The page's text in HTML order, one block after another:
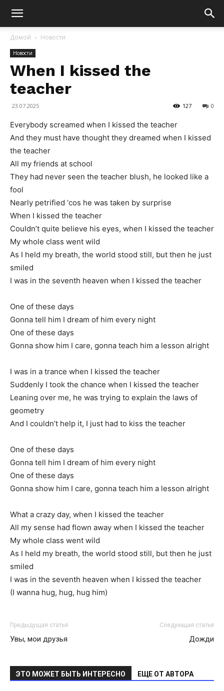
Домой Новости
Новости
When I kissed the
teacher
23.07.2025 0
127
Everybody screamed when I kissed the teacher
And they must have thought they dreamed when I kissed
the teacher
All my friends at school
They had never seen the teacher blush, he looked like a
fool
Nearly petrified ‘cos he was taken by surprise
When I kissed the teacher
Couldn’t quite believe his eyes, when I kissed the teacher
My whole class went wild
As I held my breath, the world stood still, but then he just
smiled
I was in the seventh heaven when I kissed the teacher
One of these days
Gonna tell him I dream of him every night
One of these days
Gonna show him I care, gonna teach him a lesson alright
I was in a trance when I kissed the teacher
Suddenly I took the chance when I kissed the teacher
Leaning over me, he was trying to explain the laws of
geometry
And I couldn’t help it, I just had to kiss the teacher
One of these days
Gonna tell him I dream of him every night
One of these days
Gonna show him I care, gonna teach him a lesson alright
What a crazy day, when I kissed the teacher
All my sense had flown away when I kissed the teacher
My whole class went wild
As I held my breath, the world stood still, but then he just
smiled
I was in the seventh heaven when I kissed the teacher
(I wanna hug, hug, hug him)
Предыдущая статья
Увы, мои друзья
Следующая статья
Дожди
ЭТО МОЖЕТ БЫТЬ ИНТЕРЕСНО ЕЩЕ ОТ АВТОРА